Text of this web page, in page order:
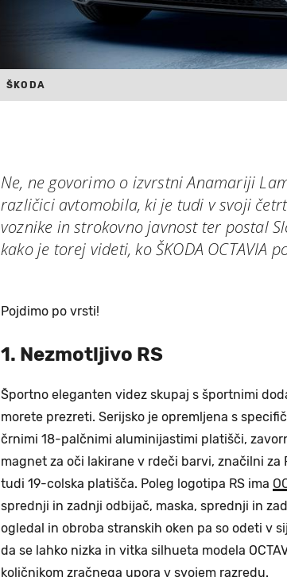
ŠKODA
Ne, ne govorimo o izvrstni Anamariji
različici avtomobila, ki je tudi v svoji
voznike in strokovno javnost ter postal
kako je torej videti, ko ŠKODA OCTAVIA
Pojdimo po vrsti!
1. Nezmotljivo RS
Športno eleganten videz skupaj s športnimi
morete prezreti. Serijsko je opremljena s
črnimi 18-palčnimi aluminijastimi platišči,
magnet za oči lakirane v rdeči barvi, značilni za
tudi 19-colska platišča. Poleg logotipa RS ima
sprednji in zadnji odbijač, maska, sprednji in
ogledal in obroba stranskih oken pa so odeti v
da se lahko nizka in vitka silhueta modela
količnikom zračnega upora v svojem razredu.